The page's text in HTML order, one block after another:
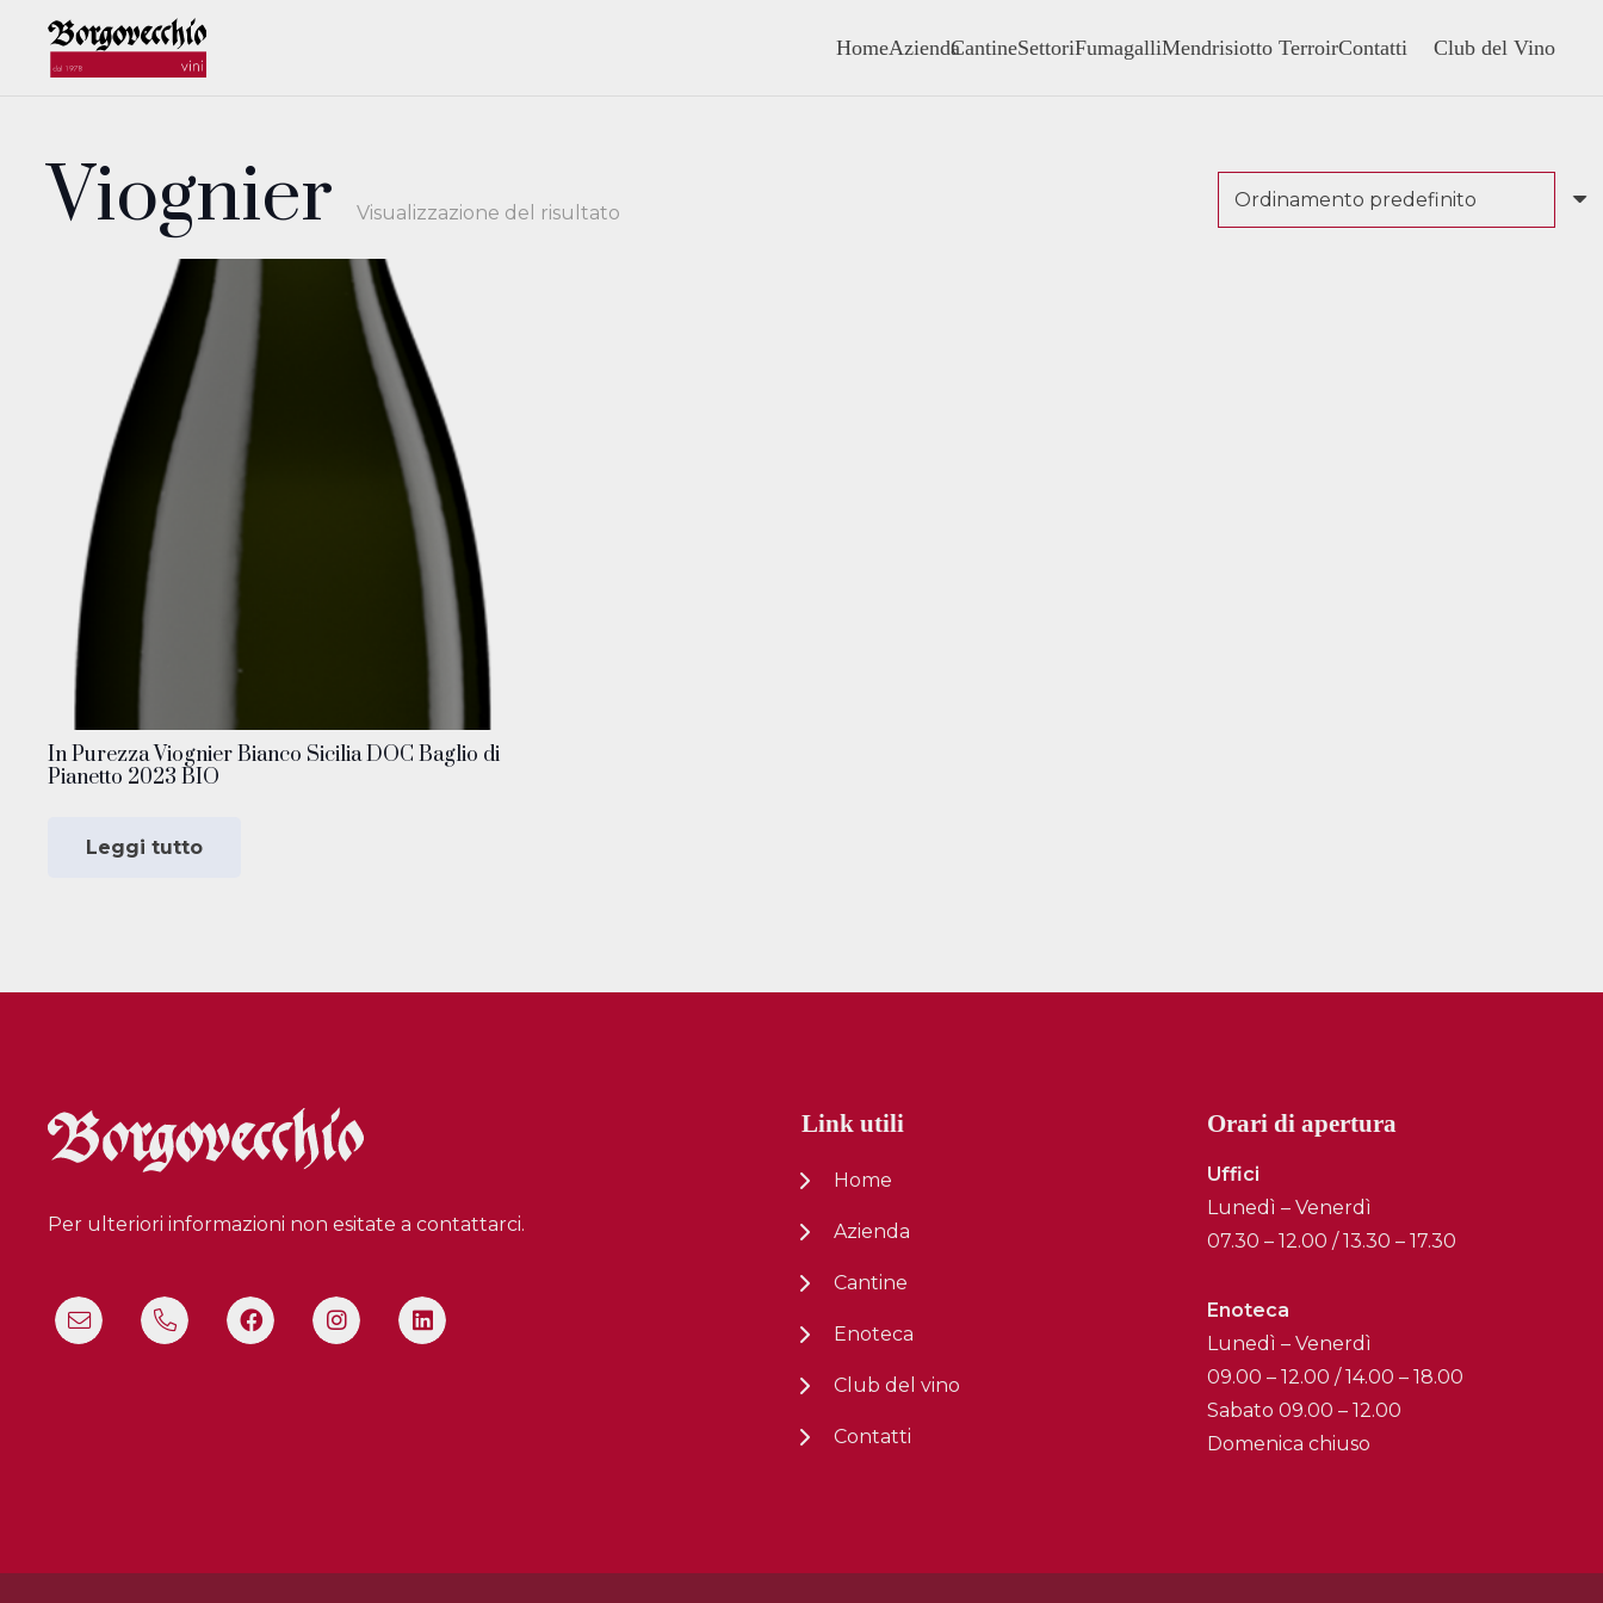
HomeAziendaCantineSettoriFumagalliMendrisiotto TerroirContatti Club del Vino
Viognier Visualizzazione del risultato
In Purezza Viognier Bianco Sicilia DOC Baglio di
Pianetto 2023 BIO
Leggi tutto
Per ulteriori informazioni non esitate a contattarci.
Link utili
Home
Azienda
Cantine
Enoteca
Club del vino
Contatti
Orari di apertura
Uffici
Lunedì – Venerdì
07.30 – 12.00 / 13.30 – 17.30
Enoteca
Lunedì – Venerdì
09.00 – 12.00 / 14.00 – 18.00
Sabato 09.00 – 12.00
Domenica chiuso